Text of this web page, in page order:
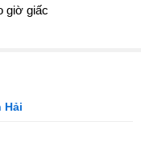
giờ giấc
Hải